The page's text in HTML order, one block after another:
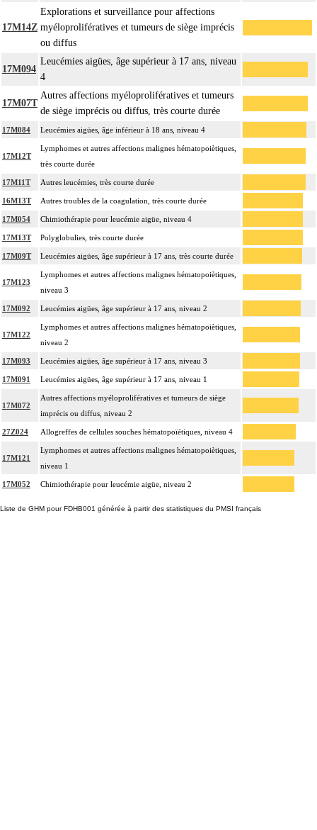
17M14Z
Explorations et surveillance pour affections
myéloprolifératives et tumeurs de siège imprécis
ou diffus
17M094
Leucémies aigües, âge supérieur à 17 ans, niveau
4
17M07T
Autres affections myéloprolifératives et tumeurs
de siège imprécis ou diffus, très courte durée
17M084 Leucémies aigües, âge inférieur à 18 ans, niveau 4
17M12T
Lymphomes et autres affections malignes hématopoiètiques,
très courte durée
17M11T Autres leucémies, très courte durée
16M13T Autres troubles de la coagulation, très courte durée
17M054 Chimiothérapie pour leucémie aigüe, niveau 4
17M13T Polyglobulies, très courte durée
17M09T Leucémies aigües, âge supérieur à 17 ans, très courte durée
17M123
Lymphomes et autres affections malignes hématopoiètiques,
niveau 3
17M092 Leucémies aigües, âge supérieur à 17 ans, niveau 2
17M122
Lymphomes et autres affections malignes hématopoiètiques,
niveau 2
17M093 Leucémies aigües, âge supérieur à 17 ans, niveau 3
17M091 Leucémies aigües, âge supérieur à 17 ans, niveau 1
17M072
Autres affections myéloprolifératives et tumeurs de siège
imprécis ou diffus, niveau 2
27Z024 Allogreffes de cellules souches hématopoïétiques, niveau 4
17M121
Lymphomes et autres affections malignes hématopoiètiques,
niveau 1
17M052 Chimiothérapie pour leucémie aigüe, niveau 2
Liste de GHM pour FDHB001 générée à partir des statistiques du PMSI français